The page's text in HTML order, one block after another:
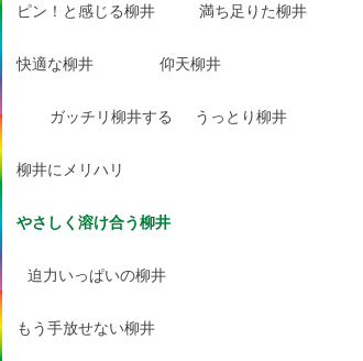
ピン！と感じる柳井 満ち足りた柳井
快適な柳井 仰天柳井
ガッチリ柳井する うっとり柳井
柳井にメリハリ
やさしく溶け合う柳井
迫力いっぱいの柳井
もう手放せない柳井